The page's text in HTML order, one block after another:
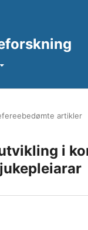
artikler
i